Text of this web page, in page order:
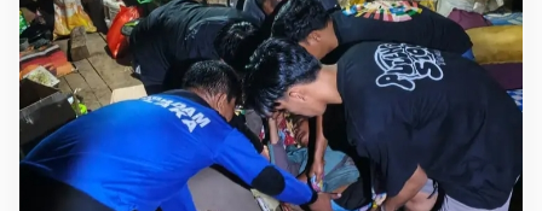
i
K
l
a
k
a
T
r
j